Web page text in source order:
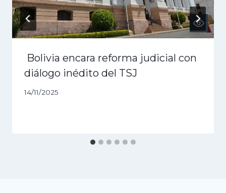
Bolivia encara reforma judicial con
diálogo inédito del TSJ
14/11/2025